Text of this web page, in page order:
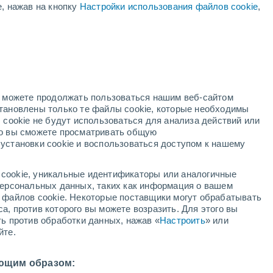
нажав на кнопку Настройки использования файлов cookie,
продолжать пользоваться нашим веб-сайтом
только те файлы cookie, которые необходимы
не будут использоваться для анализа действий или
вы сможете просматривать общую
cookie и воспользоваться доступом к нашему
уникальные идентификаторы или аналогичные
данных, таких как информация о вашем
cookie. Некоторые поставщики могут обрабатывать
против которого вы можете возразить. Для этого вы
против обработки данных, нажав «Настроить» или
образом: